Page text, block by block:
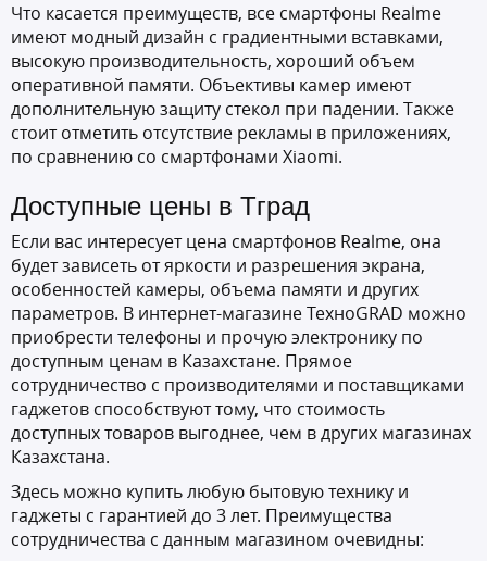
Что касается преимуществ, все смартфоны Realme
имеют модный дизайн с градиентными вставками,
высокую производительность, хороший объем
оперативной памяти. Объективы камер имеют
дополнительную защиту стекол при падении. Также
стоит отметить отсутствие рекламы в приложениях,
по сравнению со смартфонами Xiaomi.
Доступные цены в Тград
Если вас интересует цена смартфонов Realme, она
будет зависеть от яркости и разрешения экрана,
особенностей камеры, объема памяти и других
параметров. В интернет-магазине ТехноGRAD можно
приобрести телефоны и прочую электронику по
доступным ценам в Казахстане. Прямое
сотрудничество с производителями и поставщиками
гаджетов способствуют тому, что стоимость
доступных товаров выгоднее, чем в других магазинах
Казахстана.
Здесь можно купить любую бытовую технику и
гаджеты с гарантией до 3 лет. Преимущества
сотрудничества с данным магазином очевидны: